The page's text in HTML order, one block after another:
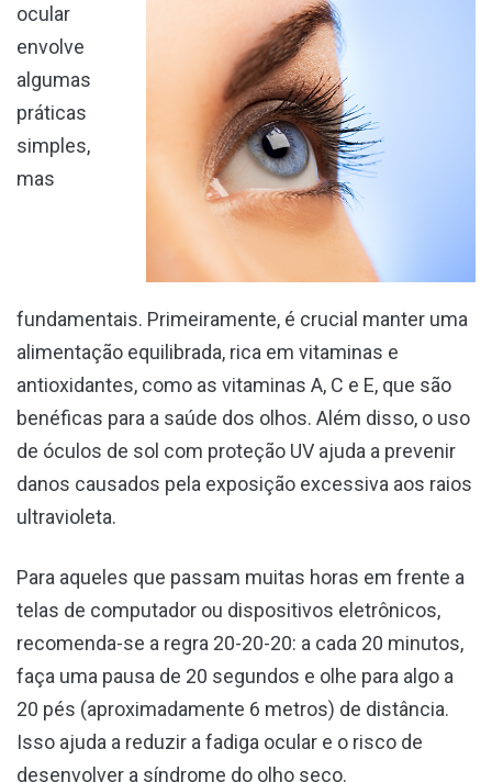
ocular
envolve
algumas
práticas
simples,
mas
fundamentais. Primeiramente, é crucial manter uma
alimentação equilibrada, rica em vitaminas e
antioxidantes, como as vitaminas A, C e E, que são
benéficas para a saúde dos olhos. Além disso, o uso
de óculos de sol com proteção UV ajuda a prevenir
danos causados pela exposição excessiva aos raios
ultravioleta.
Para aqueles que passam muitas horas em frente a
telas de computador ou dispositivos eletrônicos,
recomenda-se a regra 20-20-20: a cada 20 minutos,
faça uma pausa de 20 segundos e olhe para algo a
20 pés (aproximadamente 6 metros) de distância.
Isso ajuda a reduzir a fadiga ocular e o risco de
desenvolver a síndrome do olho seco.